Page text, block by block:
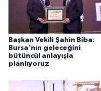
Başkan Vekili Şahin Biba:
Bursa'nın geleceğini
bütüncül anlayışla
planlıyoruz